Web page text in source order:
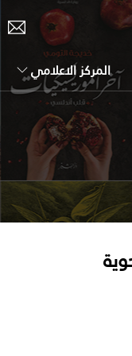
المركز الاعلامي